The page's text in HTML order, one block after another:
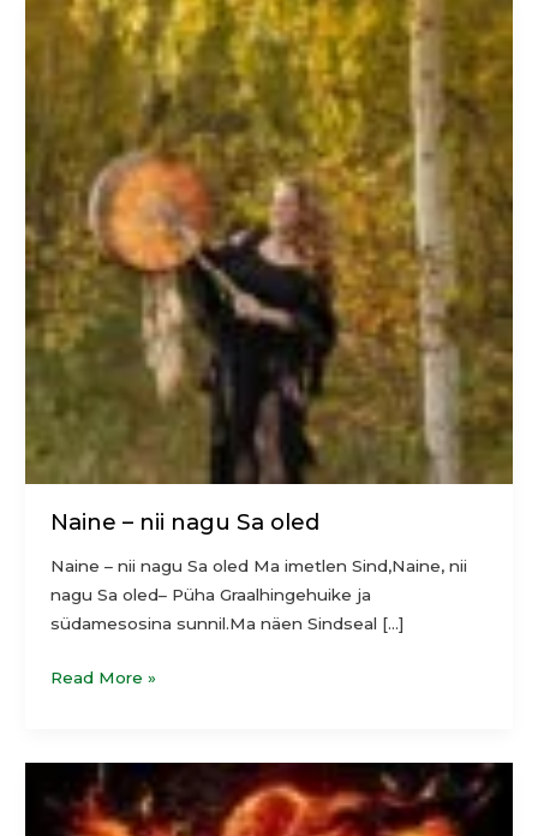
Naine – nii nagu Sa oled
Naine – nii nagu Sa oled Ma imetlen Sind,Naine, nii
nagu Sa oled– Püha Graalhingehuike ja
südamesosina sunnil.Ma näen Sindseal […]
Naine
oled
Read More »
Fööniks